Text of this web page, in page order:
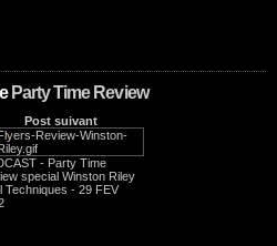
Party Time Review
Post suivant
- Party Time
special Winston Riley
Techniques - 29 FEV